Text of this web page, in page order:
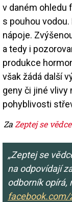
v daném ohledu
s pouhou
nápoje.
a tedy i
produkce
však žádá další
geny či jiné vlivy
pohyblivosti
Za Zeptej se vědce
„Zeptej se
na odpovídají
odborník opírá,